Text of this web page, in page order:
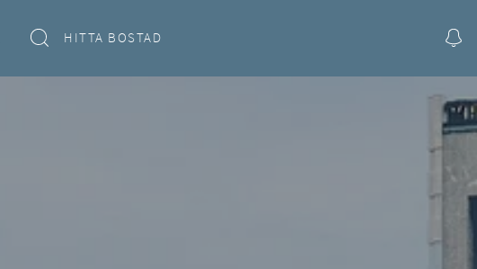
HITTA BOSTAD